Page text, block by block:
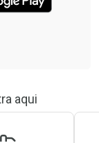
aqui